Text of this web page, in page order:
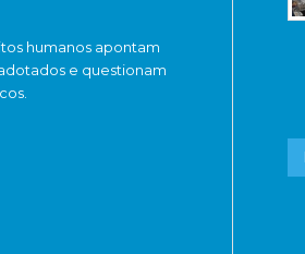
humanos apontam
e questionam